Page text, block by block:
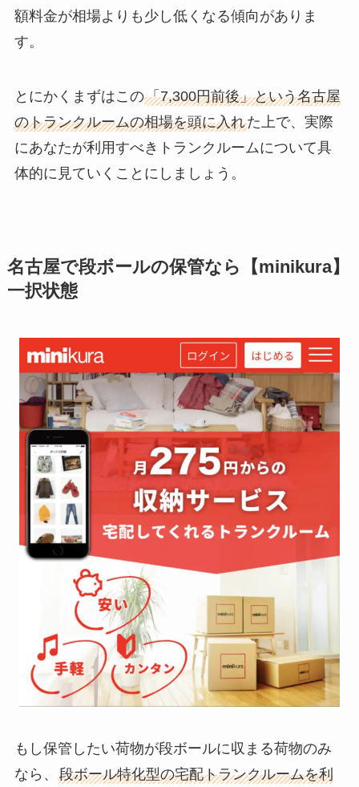
額料金が相場よりも少し低くなる傾向がありま
す。
とにかくまずはこの「7,300円前後」という名古屋
のトランクルームの相場を頭に入れた上で、実際
にあなたが利用すべきトランクルームについて具
体的に見ていくことにしましょう。
名古屋で段ボールの保管なら【minikura】
一択状態
もし保管したい荷物が段ボールに収まる荷物のみ
なら、 段ボール特化型の宅配トランクルームを利